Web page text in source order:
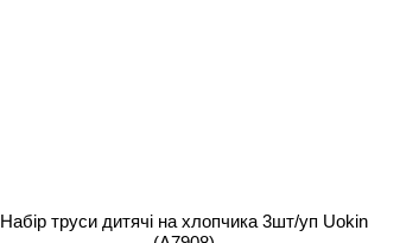
Набір труси дитячі на хлопчика 3шт/уп Uokin